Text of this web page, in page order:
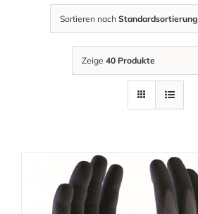
Sortieren nach Standardsortierung
Zeige 40 Produkte